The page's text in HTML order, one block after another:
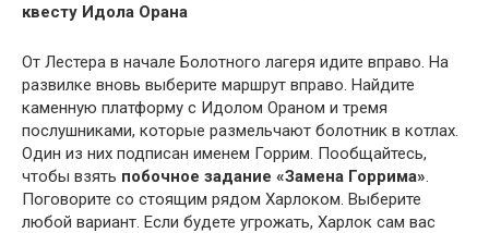
квесту Идола Орана
От Лестера в начале Болотного лагеря идите вправо. На
развилке вновь выберите маршрут вправо. Найдите
каменную платформу с Идолом Ораном и тремя
послушниками, которые размельчают болотник в котлах.
Один из них подписан именем Горрим. Пообщайтесь,
чтобы взять побочное задание «Замена Горрима»
Поговорите со стоящим рядом Харлоком. Выберите
любой вариант. Если будете угрожать, Харлок сам вас